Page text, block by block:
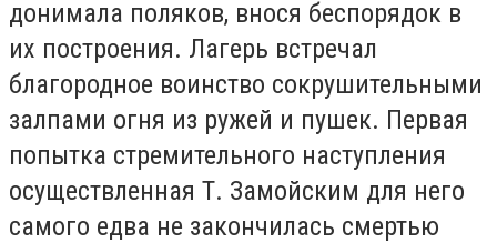
донимала поляков, внося беспорядок в
их построения. Лагерь встречал
благородное воинство сокрушительными
залпами огня из ружей и пушек. Первая
попытка стремительного наступления
осуществленная Т. Замойским для него
самого едва не закончилась смертью